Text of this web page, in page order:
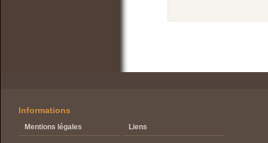
Informations
Mentions légales Liens